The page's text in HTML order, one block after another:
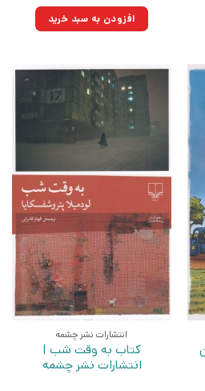
۲۲۰,۰۰۰تومان
بود.
۱۵۷,۳۰۰تومان.افزودن به سبد خرید
انتشارات نشر چشمه
کتاب به وقت شب |
انتشارات نشر چشمه